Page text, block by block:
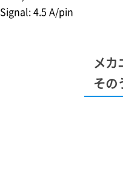
Signal: 4.5 A/pin
メカ
その